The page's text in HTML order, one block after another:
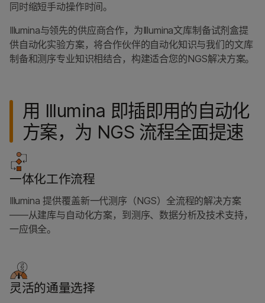
同时缩短手动操作时间。
Illumina与领先的供应商合作，为Illumina文库制备试剂盒提
供自动化实验方案，将合作伙伴的自动化知识与我们的文库
制备和测序专业知识相结合，构建适合您的NGS解决方案。
用 Illumina 即插即用的自动化
方案，为 NGS 流程全面提速
一体化工作流程
Illumina 提供覆盖新一代测序（NGS）全流程的解决方案
——从建库与自动化方案，到测序、数据分析及技术支持，
一应俱全。
灵活的通量选择